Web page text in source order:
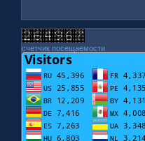
счетчик посещаемости